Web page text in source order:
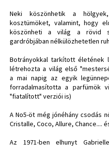
Neki köszönhetik a
kosztümöket, valamint, hogy
köszönheti a világ a rövid
gardróbjában nélkülözhetetlen
Botrányokkal tarkított életének
létrehozta a világ első
a mai napig az egyik
forradalmasította a parfümök
"fiatalított" verziói is)
A No5-öt még jónéhány csodás
Cristalle, Coco, Allure, Chance....
Az 1971-ben elhunyt